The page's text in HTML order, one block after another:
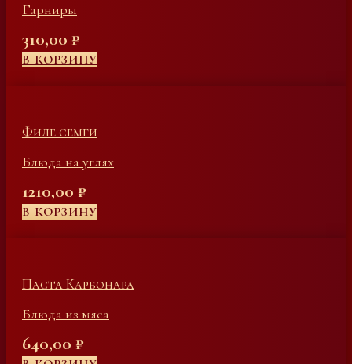
Гарниры
310,00 ₽
В КОРЗИНУ
Филе семги
Блюда на углях
1210,00 ₽
В КОРЗИНУ
Паста Карбонара
Блюда из мяса
640,00 ₽